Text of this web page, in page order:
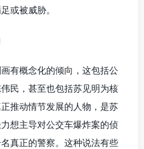
或被威胁。
有概念化的倾向，这包括公
民，甚至也包括苏见明为核
推动情节发展的人物，是苏
想主导对公交车爆炸案的侦
真正的警察。这种说法有些